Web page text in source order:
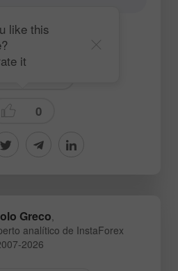
0
like this
it
Greco,
analítico de InstaForex
2026